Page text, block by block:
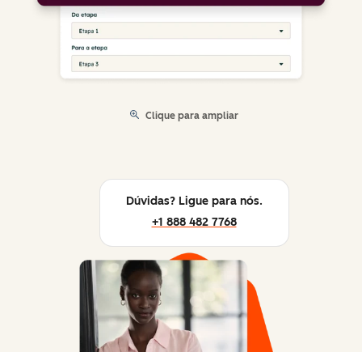
Clique para ampliar
Dúvidas? Ligue para nós.
+1 888 482 7768